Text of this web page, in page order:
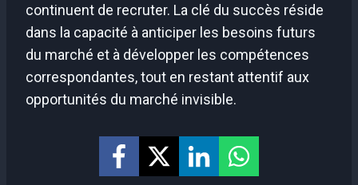
continuent de recruter. La clé du succès réside
dans la capacité à anticiper les besoins futurs
du marché et à développer les compétences
correspondantes, tout en restant attentif aux
opportunités du marché invisible.